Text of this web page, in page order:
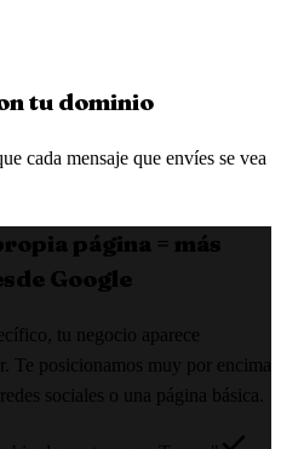
tu dominio
cada mensaje que envíes se vea
página = más
Google
tu negocio aparece
Te posicionamos muy por encima
sociales o una página básica.